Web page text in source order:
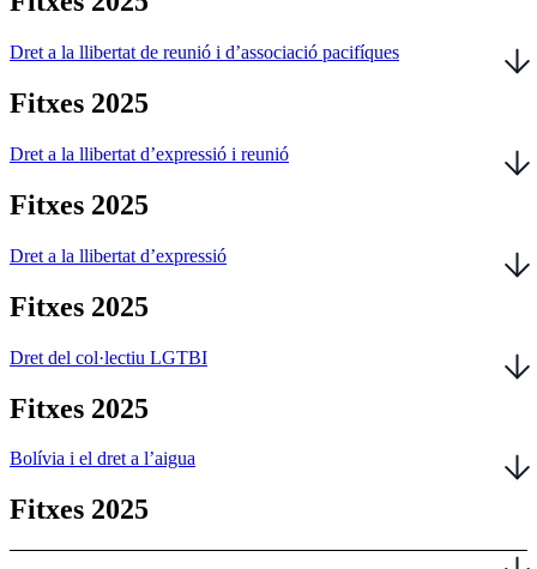
Dret a la llibertat de reunió i d’associació pacifíques
Fitxes 2025
Dret a la llibertat d’expressió i reunió
Fitxes 2025
Dret a la llibertat d’expressió
Fitxes 2025
Dret del col·lectiu LGTBI
Fitxes 2025
Bolívia i el dret a l’aigua
Fitxes 2025